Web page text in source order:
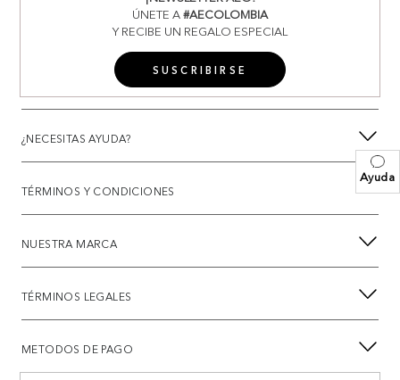
Ayuda
ÚNETE A#AECOLOMBIA
Y RECIBE UN REGALO ESPECIAL
SUSCRIBIRSE
¿NECESITAS AYUDA?
TÉRMINOS Y CONDICIONES
NUESTRA MARCA
TÉRMINOS LEGALES
METODOS DE PAGO